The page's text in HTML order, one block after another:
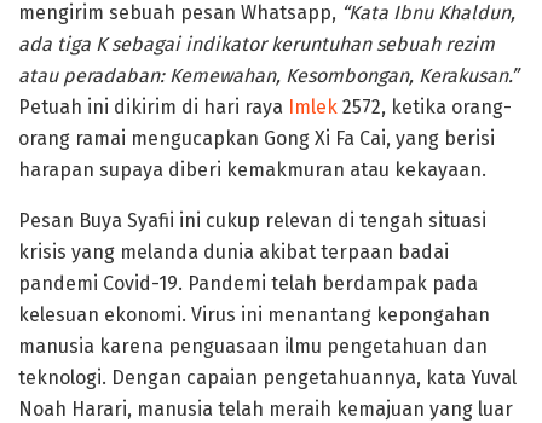
mengirim sebuah pesan Whatsapp, “Kata Ibnu Khaldun,
ada tiga K sebagai indikator keruntuhan sebuah rezim
atau peradaban: Kemewahan, Kesombongan, Kerakusan.”
Petuah ini dikirim di hari raya
Imlek 2572, ketika orang-
orang ramai mengucapkan Gong Xi Fa Cai, yang berisi
harapan supaya diberi kemakmuran atau kekayaan.
Pesan Buya Syafii ini cukup relevan di tengah situasi
krisis yang melanda dunia akibat terpaan badai
pandemi Covid-19. Pandemi telah berdampak pada
kelesuan ekonomi. Virus ini menantang kepongahan
manusia karena penguasaan ilmu pengetahuan dan
teknologi. Dengan capaian pengetahuannya, kata Yuval
Noah Harari, manusia telah meraih kemajuan yang luar